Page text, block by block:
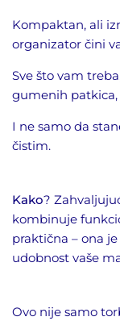
Kompaktan, ali
organizator čini
Sve što vam
gumenih
I ne samo da
čistim.
Kako?
kombinuje
praktična – ona
udobnost vaše
Ovo nije samo